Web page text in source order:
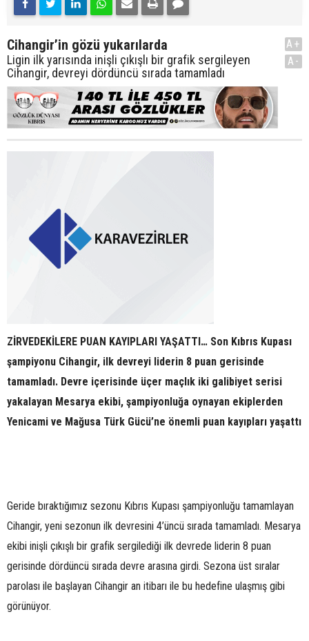
Cihangir’in gözü yukarılarda
Ligin ilk yarısında inişli çıkışlı bir grafik sergileyen
Cihangir, devreyi dördüncü sırada tamamladı
A+
A-
ZİRVEDEKİLERE PUAN KAYIPLARI YAŞATTI… Son Kıbrıs Kupası
şampiyonu Cihangir, ilk devreyi liderin 8 puan gerisinde
tamamladı. Devre içerisinde üçer maçlık iki galibiyet serisi
yakalayan Mesarya ekibi, şampiyonluğa oynayan ekiplerden
Yenicami ve Mağusa Türk Gücü’ne önemli puan kayıpları yaşattı
Geride bıraktığımız sezonu Kıbrıs Kupası şampiyonluğu tamamlayan
Cihangir, yeni sezonun ilk devresini 4’üncü sırada tamamladı. Mesarya
ekibi inişli çıkışlı bir grafik sergilediği ilk devrede liderin 8 puan
gerisinde dördüncü sırada devre arasına girdi. Sezona üst sıralar
parolası ile başlayan Cihangir an itibarı ile bu hedefine ulaşmış gibi
görünüyor.